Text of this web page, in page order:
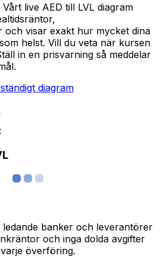
live AED till LVL diagram
och visar exakt hur mycket dina
helst. Vill du veta när kursen
in en prisvarning så meddelar
diagram
banker och leverantörer
och inga dolda avgifter
överföring.